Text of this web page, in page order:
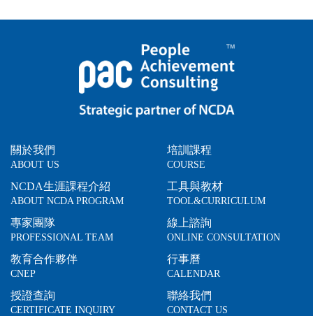
關於我們
ABOUT US
NCDA生涯課程介紹
ABOUT NCDA PROGRAM
專家團隊
PROFESSIONAL TEAM
教育合作夥伴
CNEP
授證查詢
CERTIFICATE INQUIRY
培訓課程
COURSE
工具與教材
TOOL&CURRICULUM
線上諮詢
ONLINE CONSULTATION
行事曆
CALENDAR
聯絡我們
CONTACT US